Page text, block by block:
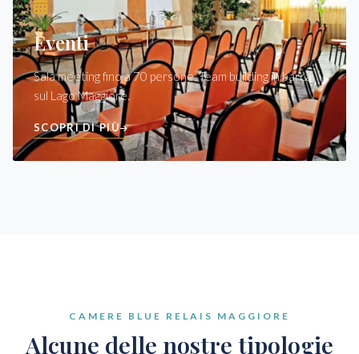
Eventi
Sala meeting fino a 70 persone. Team building in barca
sul Lago Maggiore.
SCOPRI DI PIÙ
CAMERE BLUE RELAIS MAGGIORE
Alcune delle nostre tipologie